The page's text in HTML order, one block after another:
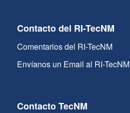
Contacto del RI-TecNM
Comentarios del RI-TecNM
Envíanos un Email al RI-TecNM
Contacto TecNM